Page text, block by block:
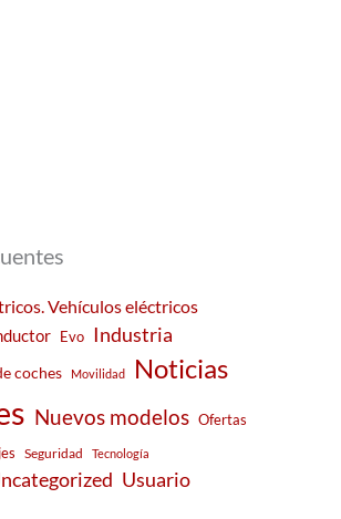
Vehículos eléctricos
Evo Industria
coches Movilidad Noticias
Nuevos modelos Ofertas
Seguridad Tecnología
Usuario